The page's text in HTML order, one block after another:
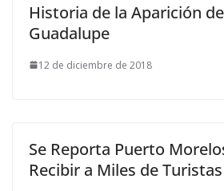
Historia de la Aparición
Guadalupe
12 de diciembre de 2018
Se Reporta Puerto
Recibir a Miles de Turistas